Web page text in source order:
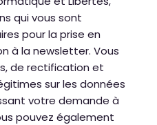
qui vous sont
pour la prise en
à la newsletter. Vous
de rectification et
sur les données
votre demande à
pouvez également